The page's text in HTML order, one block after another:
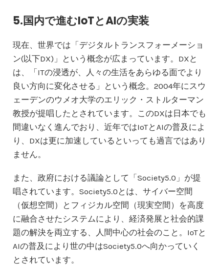
5.国内で進むIoTとAIの実装
現在、世界では「デジタルトランスフォーメーショ
ン(以下DX)」という概念が広まっています。DXと
は、「ITの浸透が、人々の生活をあらゆる面でより
良い方向に変化させる」という概念。2004年にスウ
ェーデンのウメオ大学のエリック・ストルターマン
教授が提唱したとされています。このDXは日本でも
間違いなく進んでおり、近年ではIoTとAIの普及によ
り、DXは更に加速しているといっても過言ではあり
ません。
また、政府における議論として「Society5.0」が提
唱されています。Society5.0とは、サイバー空間
（仮想空間）とフィジカル空間（現実空間）を高度
に融合させたシステムにより、経済発展と社会的課
題の解決を両立する、人間中心の社会のこと。IoTと
AIの普及により世の中はSociety5.0へ向かっていく
とされています。